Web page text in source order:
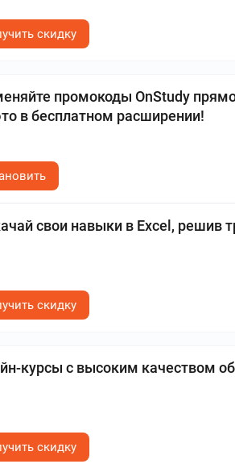
скидку
промокоды OnStudy
в бесплатном расширении!
свои навыки в Excel, решив
скидку
курсы с высоким качеством
скидку